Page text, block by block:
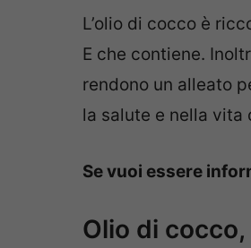
L’olio di cocco è
E che contiene.
rendono un alleato
la salute e nella vita
Se vuoi essere
Olio di